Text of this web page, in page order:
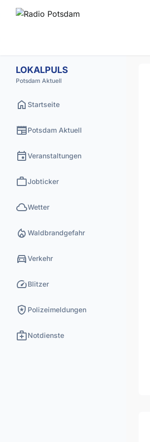
LOKALPULS
Potsdam Aktuell
home Startseite
newspaperPotsdam Aktuell
eventVeranstaltungen
workJobticker
cloudWetter
local_fire_department Waldbrandgefahr
directions_carVerkehr
speedBlitzer
local_police Polizeimeldungen
medical_servicesNotdienste